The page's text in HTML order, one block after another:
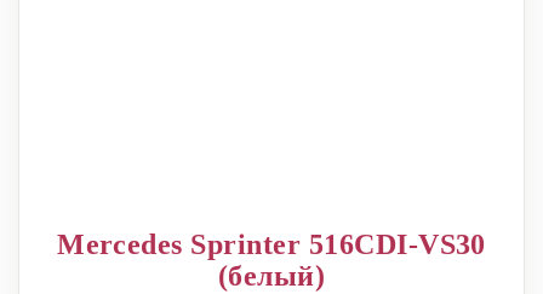
Mercedes Sprinter 516CDI-VS30
(белый)